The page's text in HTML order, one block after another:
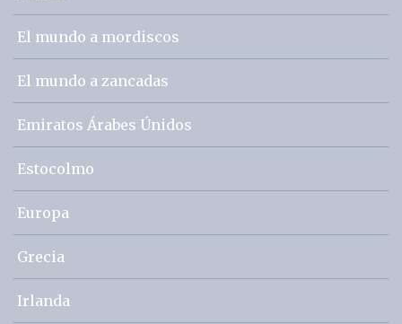
El mundo a mordiscos
El mundo a zancadas
Emiratos Árabes Únidos
Estocolmo
Europa
Grecia
Irlanda